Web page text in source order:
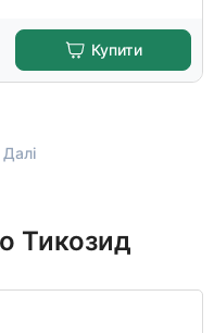
Купити
Далі
Тикозид